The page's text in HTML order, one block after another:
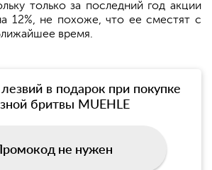
только за последний год акции
12%, не похоже, что ее сместят с
время.
в подарок при покупке
бритвы MUEHLE
не нужен